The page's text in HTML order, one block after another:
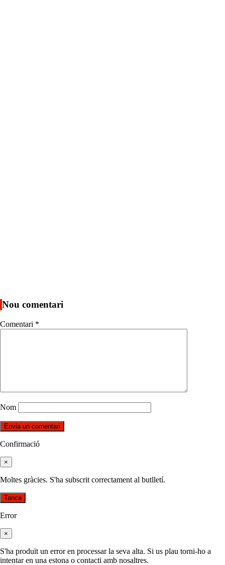
Nou comentari
Comentari *
Nom
Confirmació
×
Moltes gràcies. S'ha subscrit correctament al butlletí.
Tanca
Error
×
S'ha produït un error en processar la seva alta. Si us plau torni-ho a
intentar en una estona o contacti amb nosaltres.